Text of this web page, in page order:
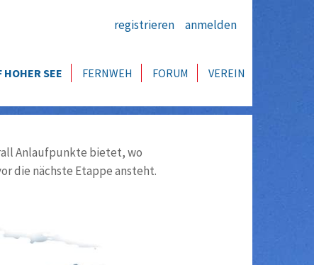
registrieren anmelden
HOHER SEE FERNWEH FORUM VEREIN
Anlaufpunkte bietet, wo
die nächste Etappe ansteht.